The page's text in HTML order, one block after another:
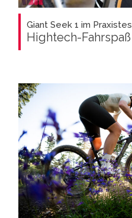
Giant Seek 1 im
Hightech-